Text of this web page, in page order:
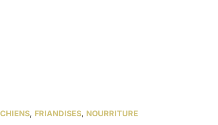
CHIENS, FRIANDISES, NOURRITURE